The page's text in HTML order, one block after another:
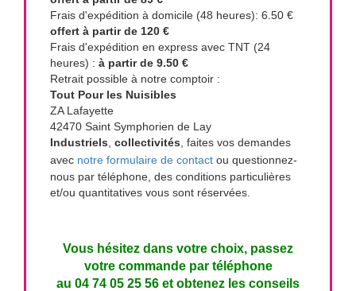
Frais d'expédition à domicile (48 heures): 6.50 €
offert à partir de 120 €
Frais d'expédition en express avec TNT (24
heures) : à partir de 9.50 €
Retrait possible à notre comptoir :
Tout Pour les Nuisibles
ZA Lafayette
42470 Saint Symphorien de Lay
Industriels collectivités , faites vos demandes
avec notre formulaire de contact ou questionnez-
nous par téléphone, des conditions particulières
et/ou quantitatives vous sont réservées.
Vous hésitez dans votre choix, passez
votre commande par téléphone
au 04 74 05 25 56 et obtenez les conseils